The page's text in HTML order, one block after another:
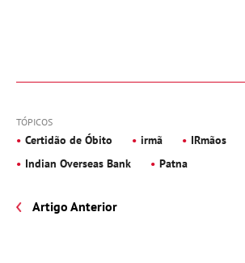
TÓPICOS
Certidão de Óbito irmã IRmãos
Indian Overseas Bank
Patna
Artigo Anterior